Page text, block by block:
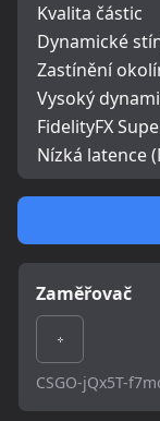
Zaměřovač
CSGO-jQx5T-
Kvalita částic
Dynamické
Zastínění
Vysoký
FidelityFX
Nízká latence